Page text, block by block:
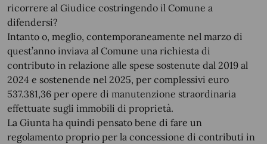
ricorrere al Giudice costringendo il Comune a
difendersi?
Intanto o, meglio, contemporaneamente nel marzo di
quest’anno inviava al Comune una richiesta di
contributo in relazione alle spese sostenute dal 2019 al
2024 e sostenende nel 2025, per complessivi euro
537.381,36 per opere di manutenzione straordinaria
effettuate sugli immobili di proprietà.
La Giunta ha quindi pensato bene di fare un
regolamento proprio per la concessione di contributi in